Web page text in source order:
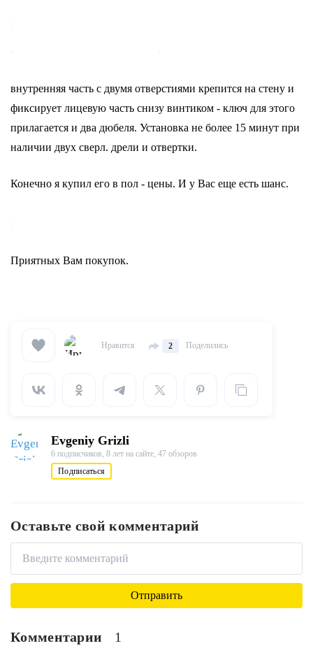
внутренняя часть с двумя отверстиями крепится на стену и
фиксирует лицевую часть снизу винтиком - ключ для этого
прилагается и два дюбеля. Установка не более 15 минут при
наличии двух сверл. дрели и отвертки.
Конечно я купил его в пол - цены. И у Вас еще есть шанс.
Приятных Вам покупок.
Нравится 2 Поделились
Evgeniy Grizli
6 подписчиков, 8 лет на сайте, 47 обзоров
Подписаться
Оставьте свой комментарий
Комментарии 1